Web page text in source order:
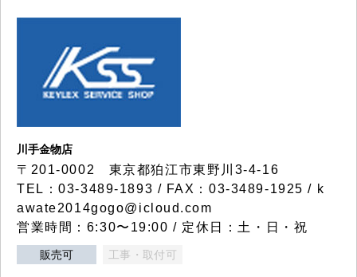
川手金物店
〒201-0002 東京都狛江市東野川3-4-16
TEL：03-3489-1893 / FAX：03-3489-1925 / k
awate2014gogo@icloud.com
営業時間：6:30〜19:00 / 定休日：土・日・祝
販売可 工事・取付可